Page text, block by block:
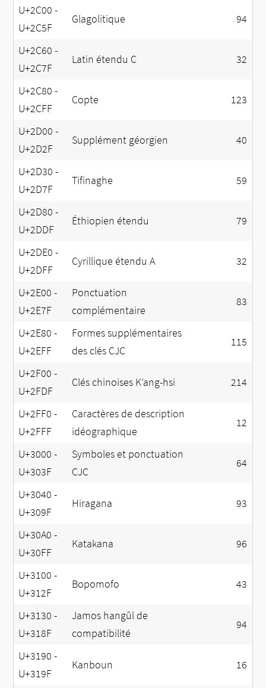
U+2C00 -
U+2C5F
Glagolitique 94
U+2C60 -
U+2C7F
Latin étendu C 32
U+2C80 -
U+2CFF
Copte 123
U+2D00 -
U+2D2F
Supplément géorgien 40
U+2D30 -
U+2D7F
Tifinaghe 59
U+2D80 -
U+2DDF
Éthiopien étendu 79
U+2DE0 -
U+2DFF
Cyrillique étendu A 32
U+2E00 -
U+2E7F
Ponctuation
complémentaire
83
U+2E80 -
U+2EFF
Formes supplémentaires
des clés CJC
115
U+2F00 -
U+2FDF
Clés chinoises K’ang-hsi 214
U+2FF0 -
U+2FFF
Caractères de description
idéographique
12
U+3000 -
U+303F
Symboles et ponctuation
CJC
64
U+3040 -
U+309F
Hiragana 93
U+30A0 -
U+30FF
Katakana 96
U+3100 -
U+312F
Bopomofo 43
U+3130 -
U+318F
Jamos hangûl de
compatibilité
94
U+3190 -
U+319F
Kanboun 16